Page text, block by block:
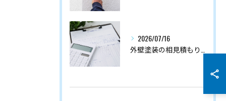
2026/07/16
外壁塗装の相見積もりの注意点7つ｜失敗しない比較のコツと断り方